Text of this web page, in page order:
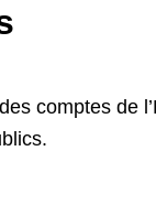
comptes de